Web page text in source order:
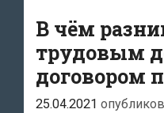
В чём
трудовым
договором
25.04.2021